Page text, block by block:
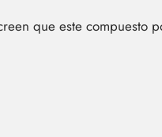
que este